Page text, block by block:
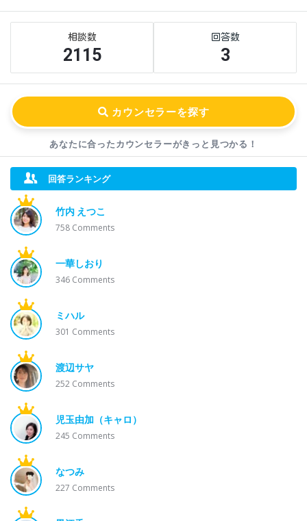
Sidebar
2115 3
あなたに合ったカウンセラーがきっと見つかる！
回答ランキング
竹内 えつこ
758 Comments
一華しおり
346 Comments
ミハル
301 Comments
渡辺サヤ
252 Comments
児玉由加（キャロ）
245 Comments
なつみ
227 Comments